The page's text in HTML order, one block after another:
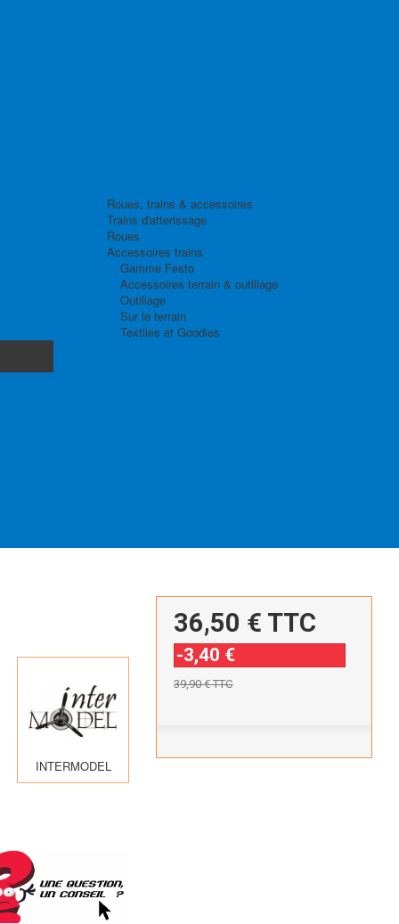
Roues, trains & accessoires
Trains d'atterissage
Roues
Accessoires trains
Gamme Festo
Accessoires terrain & outillage
Outillage
Sur le terrain
Textiles et Goodies
INTERMODEL
36,50 € TTC
-3,40 €
39,90 €TTC